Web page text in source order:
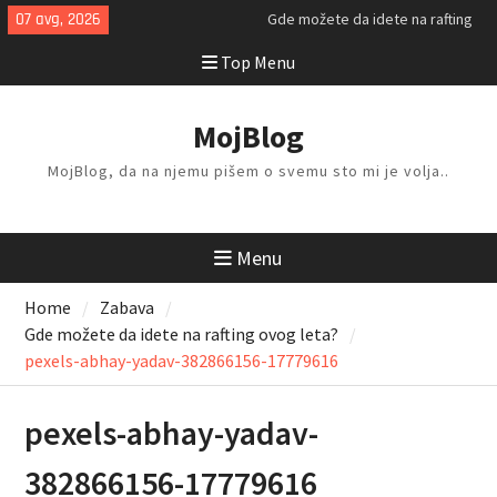
Skip
to
07 avg, 2026
Gde možete da idete na rafting
Kako da isplanirate savršen letnji
odmor?
stvari kod kuće?
Top Menu
MojBlog
MojBlog, da na njemu pišem o svemu sto mi je volja..
Menu
Home
Zabava
Gde možete da idete na rafting ovog leta?
pexels-abhay-yadav-382866156-17779616
pexels-abhay-yadav-
382866156-17779616